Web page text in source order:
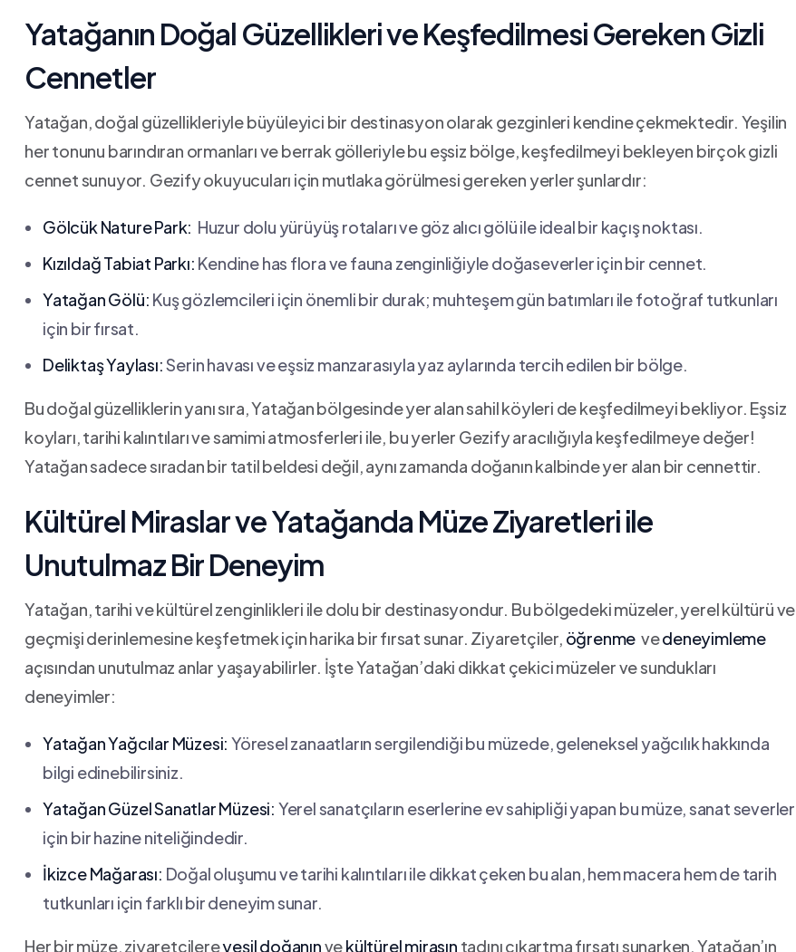
Yatağanın ​Doğal Güzellikleri ve Keşfedilmesi Gereken Gizli
Cennetler
Yatağan, doğal güzellikleriyle büyüleyici bir destinasyon olarak gezginleri kendine çekmektedir. Yeşilin
her tonunu barındıran ormanları ve berrak gölleriyle bu eşsiz bölge, keşfedilmeyi bekleyen birçok ‍gizli
cennet sunuyor. Gezify​ okuyucuları için mutlaka görülmesi gereken yerler şunlardır:
Gölcük Nature Park: ‍ Huzur dolu ​yürüyüş​ rotaları ve göz⁤ alıcı gölü ile ideal bir kaçış noktası.
Kızıldağ ‌Tabiat Parkı: Kendine has⁤ flora ve fauna zenginliğiyle doğaseverler ​için bir cennet.
Yatağan Gölü: Kuş gözlemcileri için önemli bir durak; muhteşem gün batımları ile fotoğraf tutkunları
için bir fırsat.
Deliktaş Yaylası:Serin havası ve eşsiz manzarasıyla yaz aylarında tercih edilen bir bölge.
Bu doğal güzelliklerin yanı sıra, Yatağan⁢ bölgesinde yer alan sahil köyleri de keşfedilmeyi bekliyor. Eşsiz
koyları, tarihi kalıntıları ve samimi atmosferleri ile, bu yerler Gezify aracılığıyla⁤ keşfedilmeye değer!
Yatağan sadece ‌sıradan bir tatil beldesi değil, aynı zamanda doğanın kalbinde yer alan bir cennettir.
Kültürel Miraslar ve Yatağanda Müze Ziyaretleri ile
Unutulmaz Bir Deneyim
Yatağan, tarihi ve kültürel zenginlikleri ‍ile dolu bir destinasyondur. Bu‍ bölgedeki müzeler, yerel kültürü ve
geçmişi derinlemesine keşfetmek⁤ için harika bir fırsat sunar. Ziyaretçiler, öğrenme ‍ vedeneyimleme
açısından‍ unutulmaz anlar yaşayabilirler. İşte Yatağan’daki dikkat çekici müzeler ve sundukları
deneyimler:
Yatağan Yağcılar Müzesi: Yöresel zanaatların sergilendiği bu müzede, geleneksel yağcılık hakkında
bilgi edinebilirsiniz.
Yatağan Güzel Sanatlar Müzesi: Yerel sanatçıların eserlerine ev sahipliği⁤ yapan bu ​müze,⁣ sanat severler
için bir hazine niteliğindedir.
İkizce Mağarası: Doğal oluşumu ve tarihi ​kalıntıları ile dikkat çeken bu alan, hem macera hem de tarih
tutkunları için farklı⁣ bir deneyim sunar.
Her bir​ müze, ziyaretçilereyeşil doğanınvekültürel mirasın tadını ​çıkartma fırsatı sunarken, Yatağan’ın